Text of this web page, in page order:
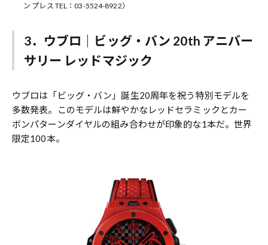
ン プレス TEL：03-5524-8922）
3．ウブロ｜ビッグ・バン 20th アニバー
サリー レッドマジック
ウブロは「ビッグ・バン」誕生20周年を祝う特別モデルを
多数発表。このモデルは鮮やかなレッドセラミックとカー
ボンパターンダイヤルの組み合わせが印象的な1本だ。世界
限定100本。